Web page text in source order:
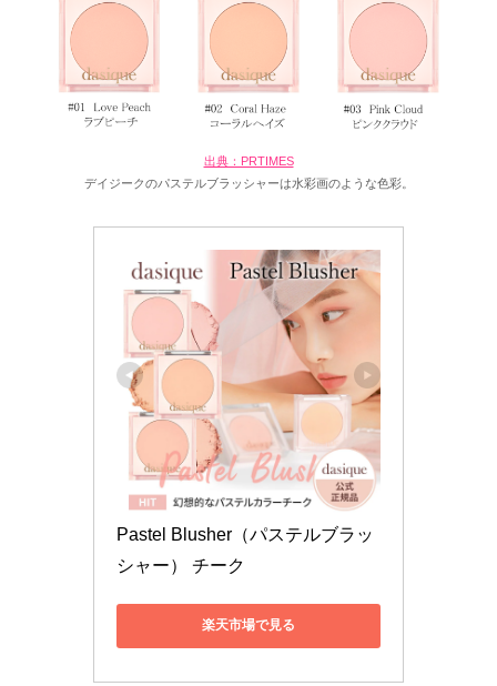
出典：PRTIMES
デイジークのパステルブラッシャーは水彩画のような色彩。
Pastel Blusher（パステルブラッ
楽天市場で見る